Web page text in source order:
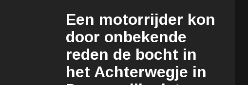
Een motorrijder kon
door onbekende
reden de bocht in
het Achterwegje in